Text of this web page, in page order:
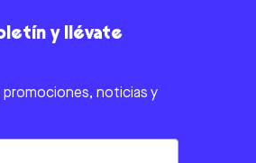
y llévate
promociones, noticias y